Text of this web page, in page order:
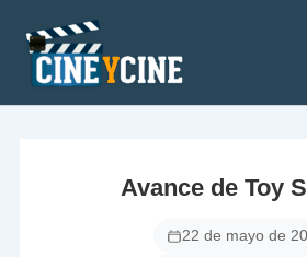
contenido
Avance de Toy
22 de mayo de